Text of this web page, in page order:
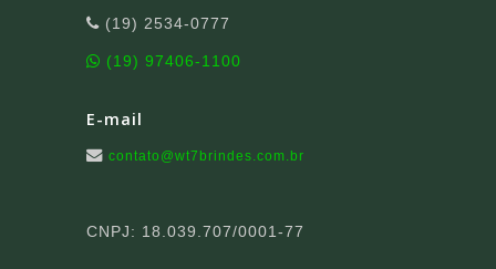
(19) 2534-0777
(19) 97406-1100
E-mail
contato@wt7brindes.com.br
CNPJ: 18.039.707/0001-77